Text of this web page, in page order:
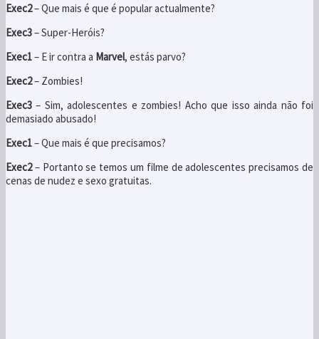
Exec2– Que mais é que é popular actualmente?
Exec3– Super-Heróis?
Exec1– E ir contra a Marvel, estás parvo?
Exec2– Zombies!
Exec3 – Sim, adolescentes e zombies! Acho que isso ainda não foi
demasiado abusado!
Exec1– Que mais é que precisamos?
Exec2– Portanto se temos um filme de adolescentes precisamos de
cenas de nudez e sexo gratuitas.